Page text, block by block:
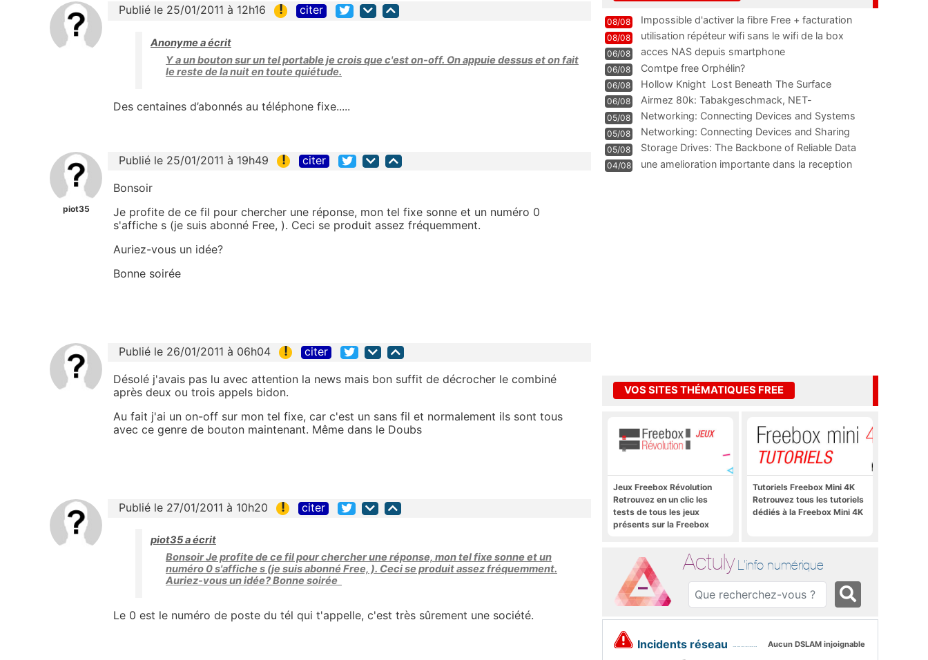
Publié le 25/01/2011 à 12h16 ! citer
Anonyme a écrit
Y a un bouton sur un tel portable je crois que c'est on-off. On appuie dessus et on fait
le reste de la nuit en toute quiétude.
Des centaines d’abonnés au téléphone fixe.....
piot35
Publié le 25/01/2011 à 19h49 ! citer
Bonsoir
Je profite de ce fil pour chercher une réponse, mon tel fixe sonne et un numéro 0
s'affiche s (je suis abonné Free, ). Ceci se produit assez fréquemment.
Auriez-vous un idée?
Bonne soirée
Publié le 26/01/2011 à 06h04 ! citer
Désolé j'avais pas lu avec attention la news mais bon suffit de décrocher le combiné
après deux ou trois appels bidon.
Au fait j'ai un on-off sur mon tel fixe, car c'est un sans fil et normalement ils sont tous
avec ce genre de bouton maintenant. Même dans le Doubs
Publié le 27/01/2011 à 10h20 ! citer
piot35 a écrit
Bonsoir Je profite de ce fil pour chercher une réponse, mon tel fixe sonne et un
numéro 0 s'affiche s (je suis abonné Free, ). Ceci se produit assez fréquemment.
Auriez-vous un idée? Bonne soirée
Le 0 est le numéro de poste du tél qui t'appelle, c'est très sûrement une société.
08/08
Impossible d'activer la fibre Free + facturation
résiliation
08/08 utilisation répéteur wifi sans le wifi de la box
06/08 acces NAS depuis smartphone
06/08 Comtpe free Orphélin?
06/08 Hollow Knight  Lost Beneath The Surface
06/08
Airmez 80k: Tabakgeschmack, NET-
Technologie und Leistung im
05/08 Networking: Connecting Devices and Systems
05/08
Networking: Connecting Devices and Sharing
Information
05/08
Storage Drives: The Backbone of Reliable Data
Management
04/08
une amelioration importante dans la reception
VOS SITES THÉMATIQUES FREE
Jeux Freebox Révolution
Retrouvez en un clic les
tests de tous les jeux
présents sur la Freebox
Tutoriels Freebox Mini 4K
Retrouvez tous les tutoriels
dédiés à la Freebox Mini 4K
Actuly L'info numérique
Incidents réseau Aucun DSLAM injoignable